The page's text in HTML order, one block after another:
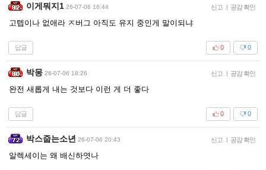
이게뭐지1 26-07-06 16:44 신고 | 공감 확인
고텝이나 없애라 ㅈ버그 아직도 유지 중인게 말이되냐
답글 0
0
박몽 26-07-06 18:26 신고 | 공감 확인
완전 새롭게 내는 것보다 이런 게 더 좋다
답글 0
0
박스줍는소년 26-07-06 20:43 신고 | 공감 확인
알렉세이는 왜 배신하엿나